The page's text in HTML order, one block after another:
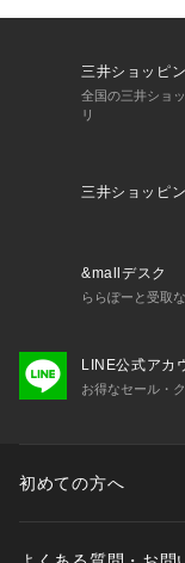
三井ショッピ
全国の三井ショ
リ
三井ショッピ
&mallデスク
ららぽーと受取
LINE公式アカ
お得なセール・
初めての方へ